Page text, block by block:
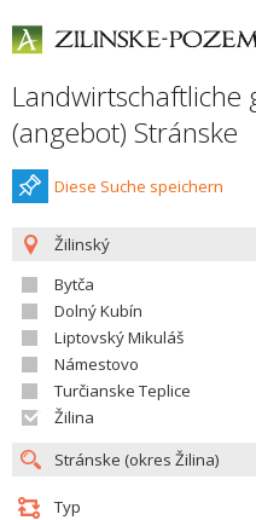
Landwirtschaftliche
(angebot) Stránske
Diese Suche speichern
Žilinský
Bytča
Dolný Kubín
Liptovský Mikuláš
Námestovo
Turčianske Teplice
Žilina
Typ